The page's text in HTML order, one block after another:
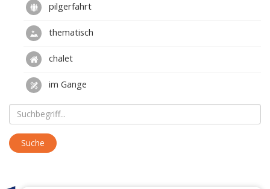
pilgerfahrt
thematisch
chalet
im Gange